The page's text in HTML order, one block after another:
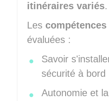
itinéraires variés.
Les compétences
évaluées :
Savoir
sécurité à bord
Autonomie et